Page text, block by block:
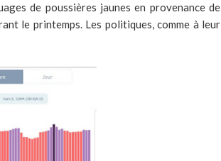
de poussières jaunes en provenance de
le printemps. Les politiques, comme à leur